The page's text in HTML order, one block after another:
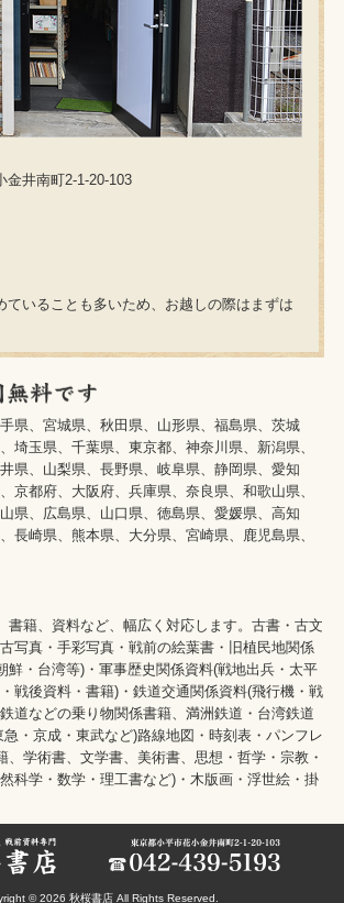
金井南町2-1-20-103
いることも多いため、お越しの際はまずは
県、宮城県、秋田県、山形県、福島県、茨城
埼玉県、千葉県、東京都、神奈川県、新潟県、
県、山梨県、長野県、岐阜県、静岡県、愛知
京都府、大阪府、兵庫県、奈良県、和歌山県、
県、広島県、山口県、徳島県、愛媛県、高知
長崎県、熊本県、大分県、宮崎県、鹿児島県、
書籍、資料など、幅広く対応します。古書・古文
写真・手彩写真・戦前の絵葉書・旧植民地関係
鮮・台湾等)・軍事歴史関係資料(戦地出兵・太平
戦後資料・書籍)・鉄道交通関係資料(飛行機・戦
道などの乗り物関係書籍、満洲鉄道・台湾鉄道
・京成・東武など)路線地図・時刻表・パンフレ
、学術書、文学書、美術書、思想・哲学・宗教・
科学・数学・理工書など)・木版画・浮世絵・掛
© 2026 秋桜書店 All Rights Reserved.